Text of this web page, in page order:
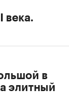
века.
в
элитный